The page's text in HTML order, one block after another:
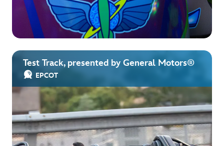
Test Track, presented by General Motors®
EPCOT